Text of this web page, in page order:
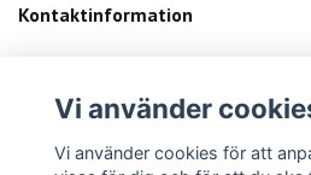
Kontaktinformation
Sociala medier
Vi använder
Vi använder cookies för att